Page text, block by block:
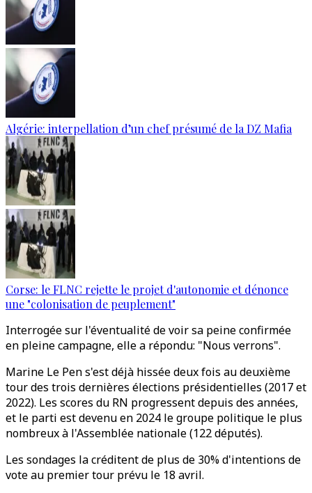
Algérie: interpellation d’un chef présumé de la DZ Mafia
Corse: le FLNC rejette le projet d'autonomie et dénonce
une "colonisation de peuplement"
Interrogée sur l'éventualité de voir sa peine confirmée
en pleine campagne, elle a répondu: "Nous verrons".
Marine Le Pen s'est déjà hissée deux fois au deuxième
tour des trois dernières élections présidentielles (2017 et
2022). Les scores du RN progressent depuis des années,
et le parti est devenu en 2024 le groupe politique le plus
nombreux à l'Assemblée nationale (122 députés).
Les sondages la créditent de plus de 30% d'intentions de
vote au premier tour prévu le 18 avril.